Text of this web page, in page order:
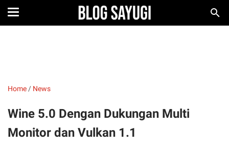
Home / News
Wine 5.0 Dengan Dukungan Multi
Monitor dan Vulkan 1.1